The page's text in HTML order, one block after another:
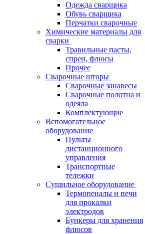
Одежда сварщика
Обувь сварщика
Перчатки сварочные
Химические материалы для
сварки
Травильные пасты,
спреи, флюсы
Прочее
Сварочные шторы
Сварочные занавесы
Сварочные полотна и
одеяла
Комплектующие
Вспомогательное
оборудование
Пульты
дистанционного
управления
Транспортные
тележки
Сушильное оборудование
Термопеналы и печи
для прокалки
электродов
Бункеры для хранения
флюсов